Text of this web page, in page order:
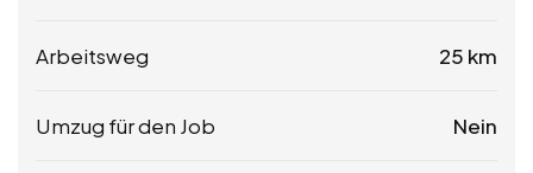
Arbeitsweg 25 km
Umzug für den Job Nein